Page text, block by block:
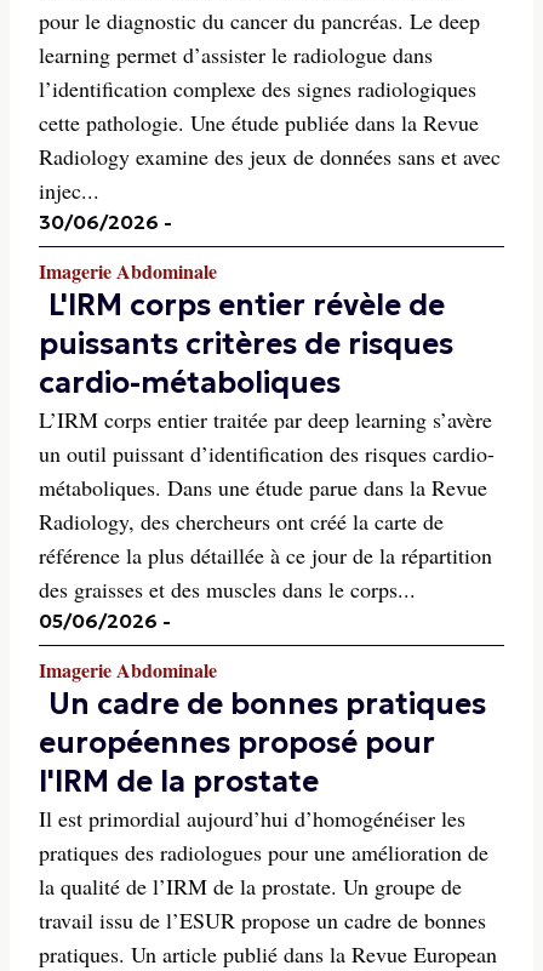
pour le diagnostic du cancer du pancréas. Le deep
learning permet d’assister le radiologue dans
l’identification complexe des signes radiologiques
cette pathologie. Une étude publiée dans la Revue
Radiology examine des jeux de données sans et avec
injec...
30/06/2026 -
Imagerie Abdominale
L'IRM corps entier révèle de
puissants critères de risques
cardio-métaboliques
L’IRM corps entier traitée par deep learning s’avère
un outil puissant d’identification des risques cardio-
métaboliques. Dans une étude parue dans la Revue
Radiology, des chercheurs ont créé la carte de
référence la plus détaillée à ce jour de la répartition
des graisses et des muscles dans le corps...
05/06/2026 -
Imagerie Abdominale
Un cadre de bonnes pratiques
européennes proposé pour
l'IRM de la prostate
Il est primordial aujourd’hui d’homogénéiser les
pratiques des radiologues pour une amélioration de
la qualité de l’IRM de la prostate. Un groupe de
travail issu de l’ESUR propose un cadre de bonnes
pratiques. Un article publié dans la Revue European